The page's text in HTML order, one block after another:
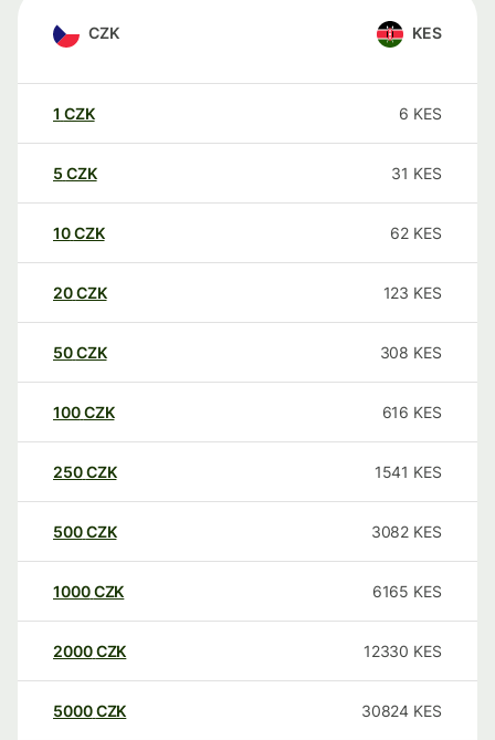
CZK KES
1 CZK 6 KES
5 CZK 31 KES
10CZK 62 KES
20CZK 123 KES
50CZK 308 KES
100CZK 616 KES
250CZK 1541 KES
500CZK 3082 KES
1000CZK 6165 KES
2000CZK 12330 KES
5000CZK 30824 KES